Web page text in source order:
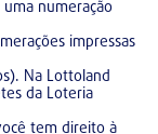
numeração
impressas
Na Lottoland
da Loteria
tem direito à